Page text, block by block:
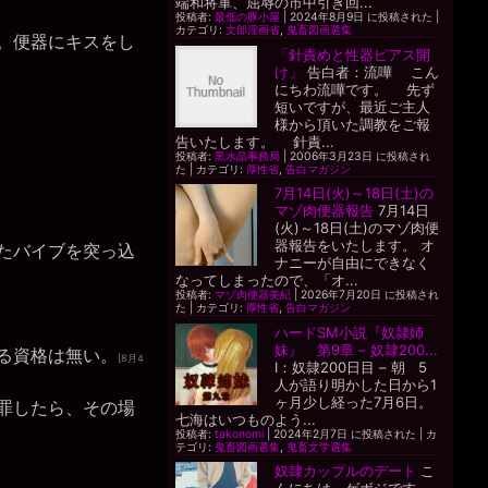
便器にキスをし
バイブを突っ込
資格は無い。 [8月4
したら、その場
投稿者:最低の豚小屋 |2024年8月9日 に投稿された
カテゴリ:文部淫画省, 鬼畜図画選集
「針責めと性器ピアス開
け」
告白者：流嘩 こん
にちわ流嘩です。 先ず
短いですが、最近ご主人
様から頂いた調教をご報
告いたします。 針責...
投稿者:黒水晶事務局
2006年3月23日 に投稿され
た
カテゴリ: 厚性省 ,告白マガジン
7月14日(火)～18日(土)の
マゾ肉便器報告 7月14日
(火)～18日(土)のマゾ肉便
器報告をいたします。 オ
ナニーが自由にできなく
なってしまったので、「オ...
投稿者:マゾ肉便器美紀 |2026年7月20日 に投稿され
た
カテゴリ: 厚性省,告白マガジン
ハードSM小説『奴隷姉
妹』 第9章 – 奴隷200...
I：奴隷200日目 – 朝 5
人が語り明かした日から1
ヶ月少し経った7月6日。
七海はいつものよう...
投稿者:takonomi 2024年2月7日 に投稿された
カ
テゴリ: 鬼畜図画選集 鬼畜文学選集
奴隷カップルのデート
こ